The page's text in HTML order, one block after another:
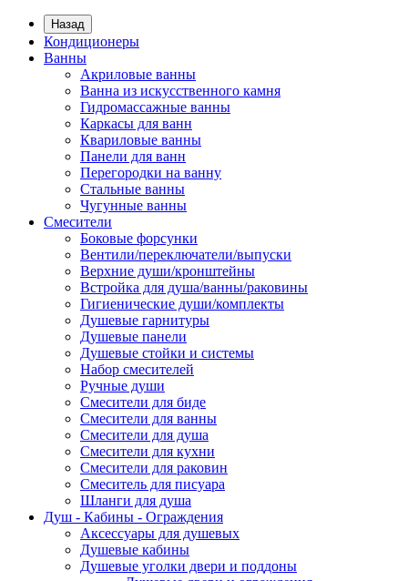
Назад
Кондиционеры
Ванны
Акриловые ванны
Ванна из искусственного камня
Гидромассажные ванны
Каркасы для ванн
Квариловые ванны
Панели для ванн
Перегородки на ванну
Стальные ванны
Чугунные ванны
Смесители
Боковые форсунки
Вентили/переключатели/выпуски
Верхние души/кронштейны
Встройка для душа/ванны/раковины
Гигиенические души/комплекты
Душевые гарнитуры
Душевые панели
Душевые стойки и системы
Набор смесителей
Ручные души
Смесители для биде
Смесители для ванны
Смесители для душа
Смесители для кухни
Смесители для раковин
Смеситель для писуара
Шланги для душа
Душ - Кабины - Ограждения
Аксессуары для душевых
Душевые кабины
Душевые уголки двери и поддоны